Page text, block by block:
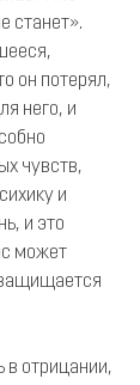
станет».
он потерял,
него, и
чувств,
и
и это
может
в отрицании,